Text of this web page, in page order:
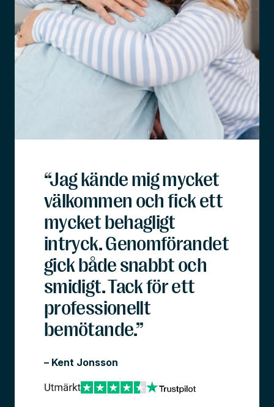
“Jag kände mig mycket
välkommen och fick ett
mycket behagligt
intryck. Genomförandet
gick både snabbt och
smidigt. Tack för ett
professionellt
bemötande.”
– Kent Jonsson